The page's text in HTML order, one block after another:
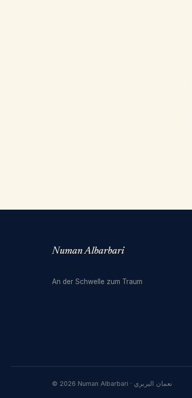
Numan Albarbari
An der Schwelle zum Traum
© 2026 Numan Albarbari · نعمان البربري